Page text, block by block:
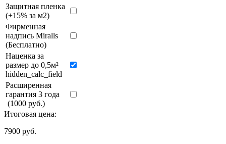
Защитная пленка
(+15% за м2)
Фирменная
надпись Miralls
(Бесплатно)
Наценка за
размер до 0,5м²
hidden_calc_field
Расширенная
гарантия 3 года
(1000 руб.)
Итоговая цена:
7900 руб.